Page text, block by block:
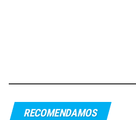
RECOMENDAMOS